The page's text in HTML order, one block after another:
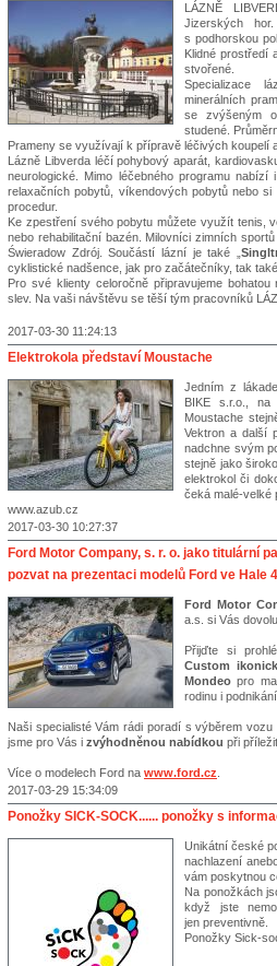
LÁZNĚ
Jizerských
s podhorskou
Klidné prostředí
stvořené.
Specializace
minerálních
se zvýšeným
studené.
Prameny se využívají k přípravě léčivých kou­pelí
Lázně Libverda léčí pohybový aparát,
neurologické. Mimo léčebného programu
relaxačních pobytů, víkendových pobytů nebo
procedur.
Ke zpestření svého pobytu můžete využít tenis,
nebo rehabilitační bazén. Milovníci zimních
Świeradow Zdrój. Součástí lázní je také „
cyklistické nadšence, jak pro začátečníky, tak
Pro své klienty celoročně připravujeme
slev. Na vaši návštěvu se těší tým pracovníků
2017-03-30 11:24:13
Elektrokola představí Moustache
Jedním z
BIKE s.r.o., na
Moustache
Vektron a další
nadchne svým
stejně jako
elektrokol či
čeká malé-
www.azub.cz
2017-03-30 10:27:37
Ford Motor Company, s. r. o. jako titulární
pozvat na prezentaci modelů Ford ve Hale 4
Ford Motor
a.s. si Vás
Přijďte si
Custom
Mondeo pro
rodinu i
Naši specialisté Vám rádi poradí s výběrem
jsme pro Vás i zvýhodněnou nabídkou při
Více o modelech Ford na www.ford.cz
2017-03-29 15:34:09
Ponožky SICK-SOCK...... ponožky s
Unikátní české
nachlazení
vám poskytnou
Na ponožkách
když jste
jen preventivně.
Ponožky Sick-